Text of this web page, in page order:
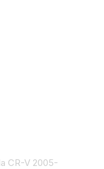
CR-V 2005-